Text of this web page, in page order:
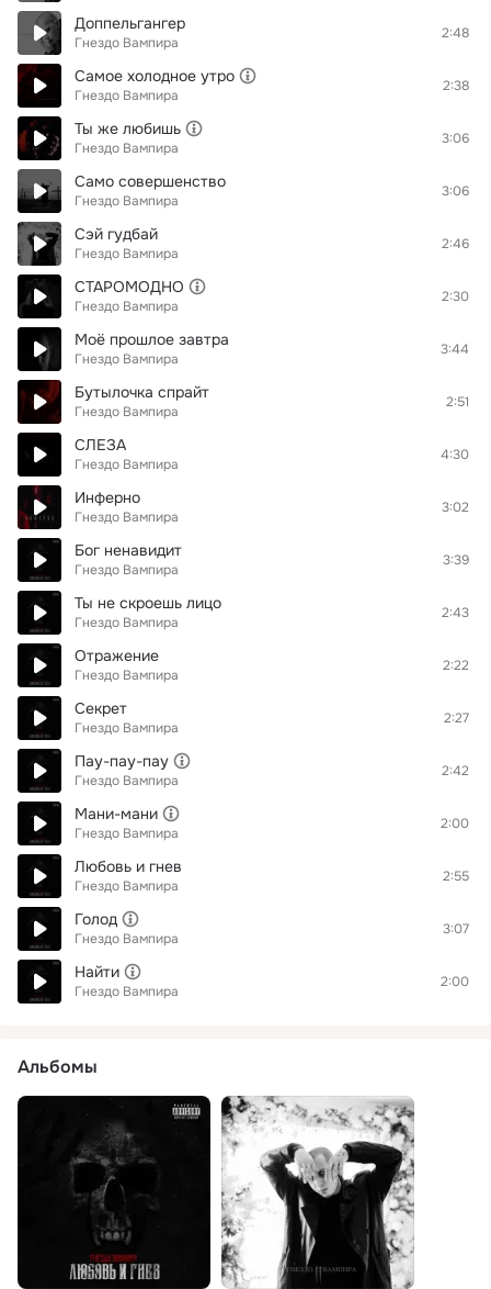
Доппельгангер
Гнездо Вампира
2:48
Самое холодное утро
Гнездо Вампира
2:38
Ты же любишь
Гнездо Вампира
3:06
Само совершенство
Гнездо Вампира
3:06
Сэй гудбай
Гнездо Вампира
2:46
СТАРОМОДНО
Гнездо Вампира
2:30
Моё прошлое завтра
Гнездо Вампира
3:44
Бутылочка спрайт
Гнездо Вампира
2:51
СЛЕЗА
Гнездо Вампира
4:30
Инферно
Гнездо Вампира
3:02
Бог ненавидит
Гнездо Вампира
3:39
Ты не скроешь лицо
Гнездо Вампира
2:43
Отражение
Гнездо Вампира
2:22
Секрет
Гнездо Вампира
2:27
Пау-пау-пау
Гнездо Вампира
2:42
Мани-мани
Гнездо Вампира
2:00
Любовь и гнев
Гнездо Вампира
2:55
Голод
Гнездо Вампира
3:07
Найти
Гнездо Вампира
2:00
Альбомы